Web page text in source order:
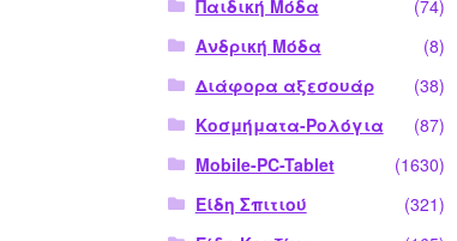
Παιδική Μόδα
(74)
Ανδρική Μόδα
(8)
Διάφορα αξεσουάρ
(38)
Κοσμήματα-Ρολόγια
(87)
Mobile-PC-Tablet
(1630)
Είδη Σπιτιού
(321)